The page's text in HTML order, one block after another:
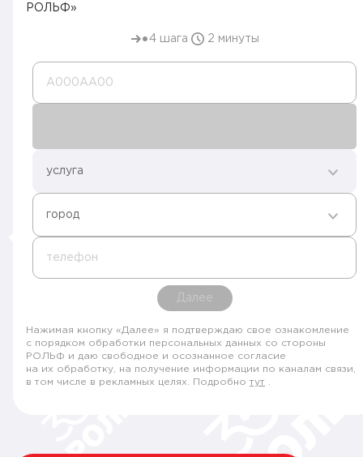
РОЛЬФ»
4 шага 2 минуты
А000AA00
услуга
город
телефон
Далее
Нажимая кнопку «Далее» я подтверждаю свое ознакомление
с порядком обработки персональных данных со стороны
РОЛЬФ и даю свободное и осознанное согласие
на их обработку, на получение информации по каналам связи,
в том числе в рекламных целях. Подробно тут